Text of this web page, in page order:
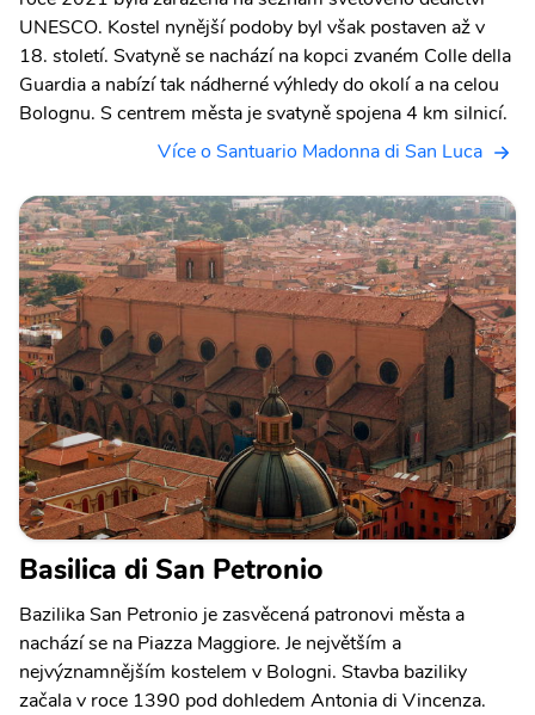
UNESCO. Kostel nynější podoby byl však postaven až v
18. století. Svatyně se nachází na kopci zvaném Colle della
Guardia a nabízí tak nádherné výhledy do okolí a na celou
Bolognu. S centrem města je svatyně spojena 4 km silnicí.
Více o Santuario Madonna di San Luca
Basilica di San Petronio
Bazilika San Petronio je zasvěcená patronovi města a
nachází se na Piazza Maggiore. Je největším a
nejvýznamnějším kostelem v Bologni. Stavba baziliky
začala v roce 1390 pod dohledem Antonia di Vincenza.